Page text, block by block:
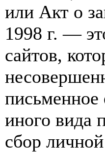
или Акт о
1998 г. —
сайтов,
письменное
иного вида
сбор